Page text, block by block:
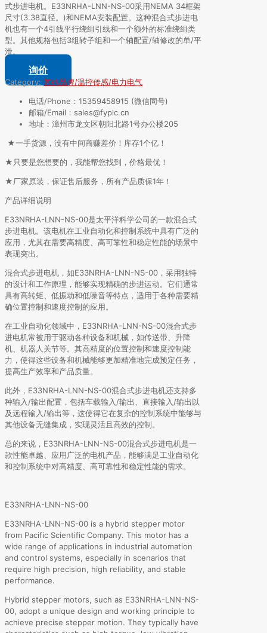
式步进电机。E33NRHA-LNN-NS-00采用NEMA 34框架
尺寸(3.38直径。)和NEMA安装配置。这种混合式步进电
机也有一个4引线平行绕组引线和一个额外的标准绕组类
型。其他规格包括3组转子组和一个轴配置/轴修改的单/平
滑。
询价
Category: 其他品牌/温控传感/电力电气
电话/Phone：15359458915 (微信同号)
邮箱/Email：sales@fyplc.cn
地址：漳州市龙文区朝阳北路1号办公楼205
★一手货源，没有中间商赚差价！库存1个亿！
★只要是您想要的，我能帮您找到，价格最优！
★厂家原装，保证售后服务，所有产品质保1年！
产品详细说明
E33NRHA-LNN-NS-00是太平洋科学公司的一款混合式
步进电机。该电机在工业自动化和控制系统中具有广泛的
应用，尤其在需要高精度、高可靠性和稳定性能的场景中
表现突出。
混合式步进电机，如E33NRHA-LNN-NS-00，采用独特
的设计和工作原理，能够实现精确的步进运动。它们通常
具有高转矩、低振动和低噪音等特点，适用于各种需要精
确位置控制和速度控制的应用。
在工业自动化领域中，E33NRHA-LNN-NS-00混合式步
进电机常被用于驱动各种设备和机械，如传送带、升降
机、机器人关节等。其高精度的位置控制和速度控制能
力，使得这些设备和机械能够更加精准地完成预定任务，
提高生产效率和产品质量。
此外，E33NRHA-LNN-NS-00混合式步进电机还支持多
种输入/输出配置，包括车载输入/输出、直接输入/输出以
及远程输入/输出等，这使得它在复杂的控制系统中能够与
其他设备无缝集成，实现灵活且高效的控制。
总的来说，E33NRHA-LNN-NS-00混合式步进电机是一
款性能卓越、应用广泛的电机产品，能够满足工业自动化
和控制系统中对高精度、高可靠性和稳定性能的需求。
E33NRHA-LNN-NS-00
E33NRHA-LNN-NS-00 is a hybrid stepper motor
from Pacific Scientific Company. This motor has a
wide range of applications in industrial automation
and control systems, especially in scenarios that
require high precision, high reliability, and stable
performance.
Hybrid stepper motors, such as E33NRHA-LNN-NS-
00, adopt a unique design and working principle to
achieve precise stepper motion. They typically have